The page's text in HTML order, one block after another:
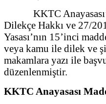
KKTC
Dilekçe Hakkı ve 27/
Yasası’nın 15’inci
veya kamu ile dilek ve
makamlara yazı ile
düzenlenmiştir.
KKTC Anayasası